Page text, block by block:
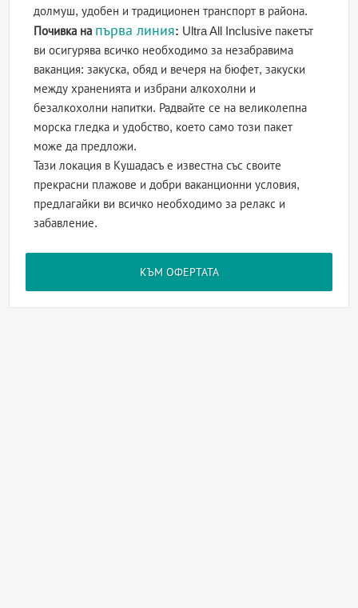
долмуш, удобен и традиционен транспорт в района.
Почивка на първа линия: Ultra All Inclusive пакетът
ви осигурява всичко необходимо за незабравима
ваканция: закуска, обяд и вечеря на бюфет, закуски
между храненията и избрани алкохолни и
безалкохолни напитки. Радвайте се на великолепна
морска гледка и удобство, което само този пакет
може да предложи.
Тази локация в Кушадасъ е известна със своите
прекрасни плажове и добри ваканционни условия,
предлагайки ви всичко необходимо за релакс и
забавление.
КЪМ ОФЕРТАТА